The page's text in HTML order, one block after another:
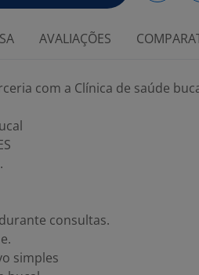
AVALIAÇÕES
com a Clínica de saúde
consultas.
simples